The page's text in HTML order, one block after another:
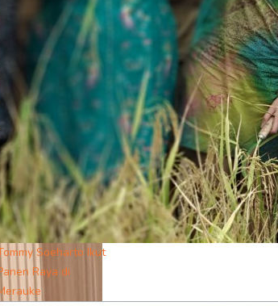
Soeharto Ikut
Raya di